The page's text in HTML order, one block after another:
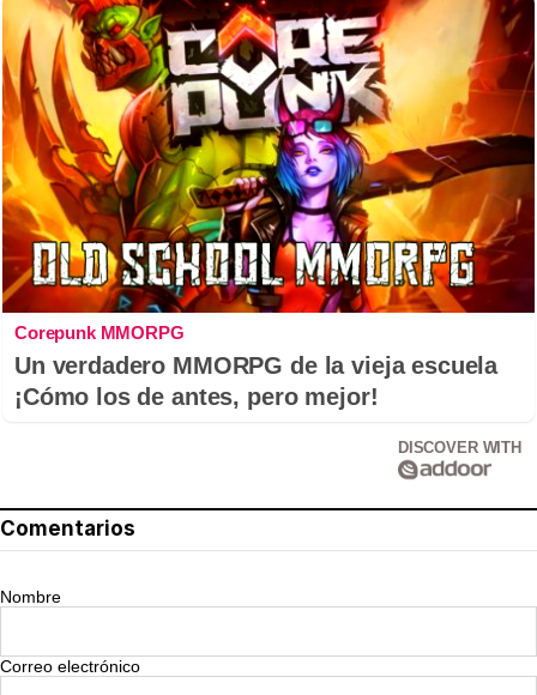
Corepunk MMORPG
Un verdadero MMORPG de la vieja escuela
¡Cómo los de antes, pero mejor!
DISCOVER WITH
Comentarios
Nombre
Correo electrónico